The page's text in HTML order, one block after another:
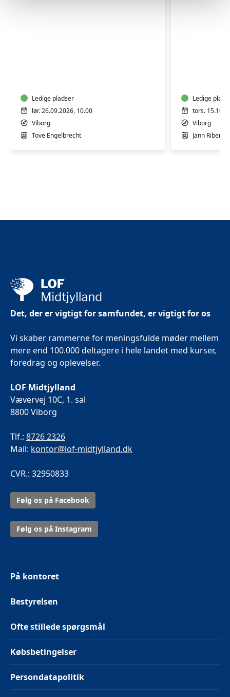
egne
jydepotter
med
Tove
Ledige pladser
lør. 26.09.2026, 10.00
Viborg
Tove Engelbrecht
Ledige
tors.
Viborg
Jann
Det, der er vigtigt for samfundet, er vigtigt for os
Vi skaber rammerne for meningsfulde møder mellem
mere end 100.000 deltagere i hele landet med kurser,
foredrag og oplevelser.
LOF Midtjylland
Vævervej 10C, 1. sal
8800 Viborg
Tlf.: 8726 2326
Mail: kontor@lof-midtjylland.dk
CVR.: 32950833
Følg os på Facebook
Følg os på Instagram
På kontoret
Bestyrelsen
Ofte stillede spørgsmål
Købsbetingelser
Persondatapolitik